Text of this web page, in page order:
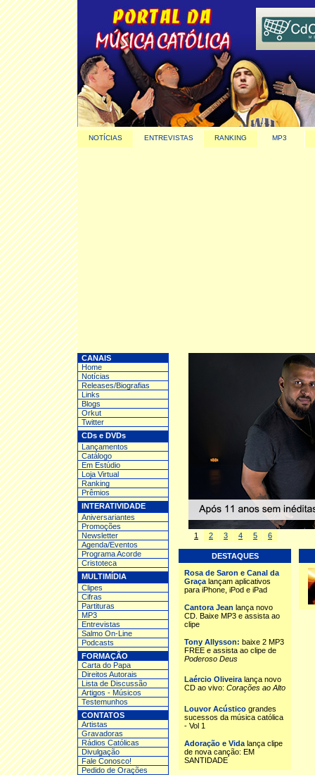
NOTÍCIAS ENTREVISTAS RANKING MP3
CANAIS
Home
Notícias
Releases/Biografias
Links
Blogs
Orkut
Twitter
CDs e DVDs
Lançamentos
Catálogo
Em Estúdio
Loja Virtual
Ranking
Prêmios
INTERATIVIDADE
Aniversariantes
Promoções
Newsletter
Agenda/Eventos
Programa Acorde
Cristoteca
MULTIMÍDIA
Clipes
Cifras
Partituras
MP3
Entrevistas
Salmo On-Line
Podcasts
FORMAÇÃO
Carta do Papa
Direitos Autorais
Lista de Discussão
Artigos - Músicos
Testemunhos
CONTATOS
Artistas
Gravadoras
Rádios Católicas
Divulgação
Fale Conosco!
Pedido de Orações
1 2 3 4 5 6
DESTAQUES
Rosa de Saron e Canal da
Graça lançam aplicativos
para iPhone, iPod e iPad
Cantora Jean lança novo
CD. Baixe MP3 e assista ao
clipe
Tony Allysson: baixe 2 MP3
FREE e assista ao clipe de
Poderoso Deus
Laércio Oliveira lança novo
CD ao vivo: Corações ao Alto
Louvor Acústico grandes
sucessos da música católica
- Vol 1
Adoração e Vida lança clipe
de nova canção: EM
SANTIDADE